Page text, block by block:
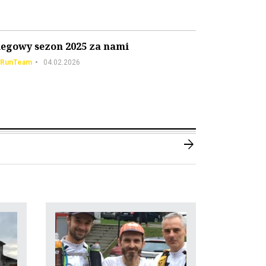
sezon 2025 za nami
RunTeam 04.02.2026
arrow_forward